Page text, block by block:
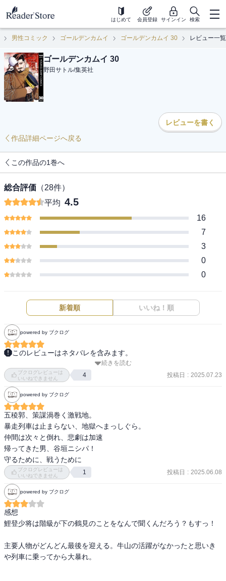
はじめて 会員登録 サインイン 検索
男性コミック ゴールデンカムイ ゴールデンカムイ 30 レビュー一覧
ゴールデンカムイ 30
野田サトル/集英社
レビューを書く
作品詳細ページへ戻る
この作品の1巻へ
総合評価 （28件）
平均 4.5
16
7
3
0
0
新着順 いいね！順
powered by ブクログ
このレビューはネタバレを含みます。
額当てしてるっぽいけど傷が無い。
若い頃か。
鯉登が旗手してるの胸熱。
新八おじいちゃんとか、結局みんなで鯉登に稽古をつけてるみたい
になってる。
汽車に乗ったら敵がぎっしりって、もうギャグでしょ。
これから色々精算されていくのか。どうなっていくんだ。
続きを読む
ブクログレビューは
いいねできません
4 投稿日 : 2025.07.23
powered by ブクログ
五稜郭、策謀渦巻く激戦地。
暴走列車は止まらない、地獄へまっしぐら。
仲間は次々と倒れ、悲劇は加速
帰ってきた男、谷垣ニシパ！
守るために、戦うために
ブクログレビューは
いいねできません
1 投稿日 : 2025.06.08
powered by ブクログ
感想
鯉登少将は階級が下の鶴見のことをなんで聞くんだろう？もすっ！
主要人物がどんどん最後を迎える。牛山の活躍がなかったと思いき
や列車に乗ってから大暴れ。